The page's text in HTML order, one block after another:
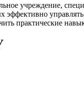
учреждение,
практические